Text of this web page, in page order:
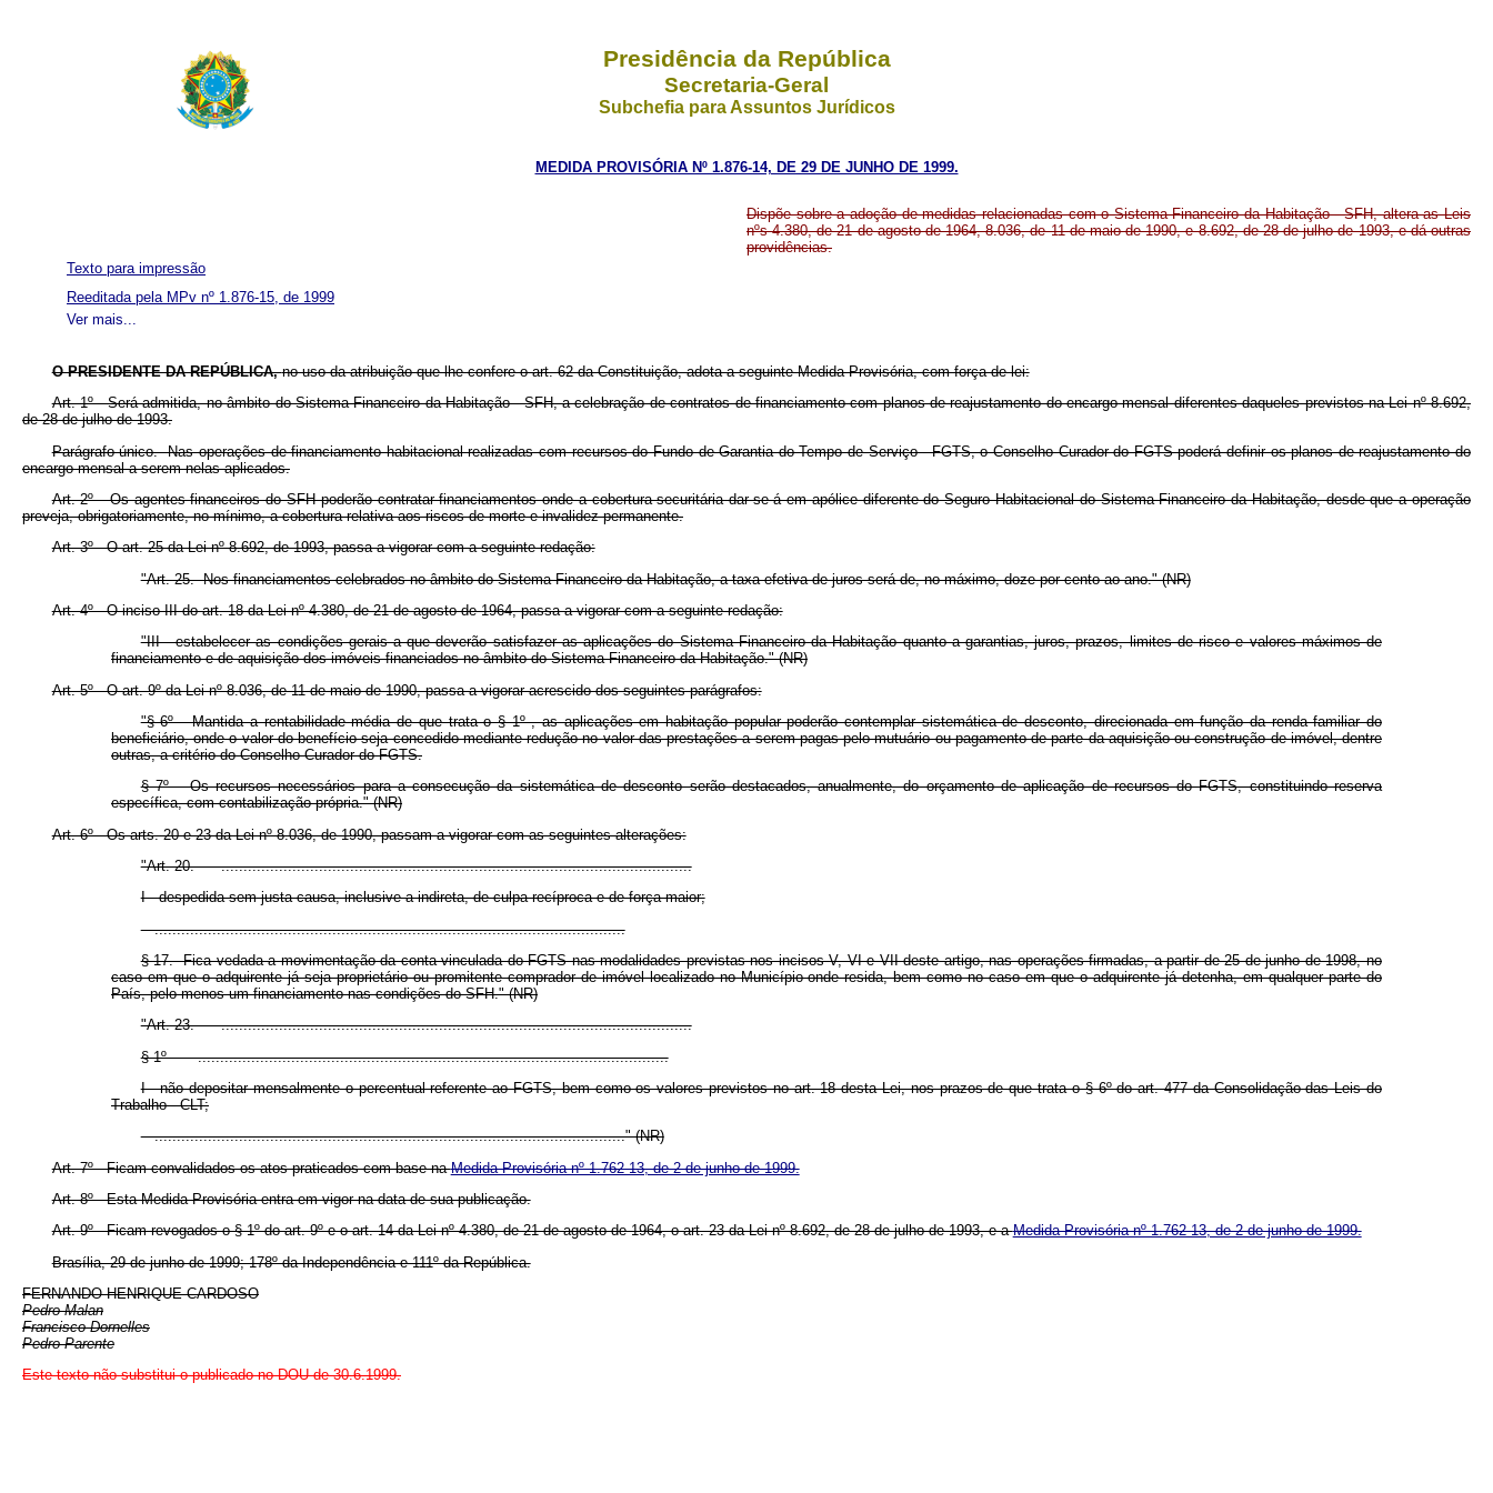
Presidência da República
Secretaria-Geral
Subchefia para Assuntos Jurídicos
MEDIDA PROVISÓRIA Nº 1.876-14, DE 29 DE JUNHO DE 1999.
Dispõe sobre a adoção de medidas relacionadas com o Sistema Financeiro da Habitação - SFH, altera as Leis
nºs 4.380, de 21 de agosto de 1964, 8.036, de 11 de maio de 1990, e 8.692, de 28 de julho de 1993, e dá outras
providências.
Ver mais...
Texto para impressão
Reeditada pela MPv nº 1.876-15, de 1999
O PRESIDENTE DA REPÚBLICA,no uso da atribuição que lhe confere o art. 62 da Constituição, adota a seguinte Medida Provisória, com força de lei:
Art. 1º Será admitida, no âmbito do Sistema Financeiro da Habitação - SFH, a celebração de contratos de financiamento com planos de reajustamento do encargo mensal diferentes daqueles previstos na Lei nº 8.692,
de 28 de julho de 1993.
Parágrafo único. Nas operações de financiamento habitacional realizadas com recursos do Fundo de Garantia do Tempo de Serviço - FGTS, o Conselho Curador do FGTS poderá definir os planos de reajustamento do
encargo mensal a serem nelas aplicados.
Art. 2º Os agentes financeiros do SFH poderão contratar financiamentos onde a cobertura securitária dar-se-á em apólice diferente do Seguro Habitacional do Sistema Financeiro da Habitação, desde que a operação
preveja, obrigatoriamente, no mínimo, a cobertura relativa aos riscos de morte e invalidez permanente.
Art. 3º O art. 25 da Lei nº 8.692, de 1993, passa a vigorar com a seguinte redação:
"Art. 25. Nos financiamentos celebrados no âmbito do Sistema Financeiro da Habitação, a taxa efetiva de juros será de, no máximo, doze por cento ao ano." (NR)
Art. 4º O inciso III do art. 18 da Lei nº 4.380, de 21 de agosto de 1964, passa a vigorar com a seguinte redação:
"III - estabelecer as condições gerais a que deverão satisfazer as aplicações do Sistema Financeiro da Habitação quanto a garantias, juros, prazos, limites de risco e valores máximos de
financiamento e de aquisição dos imóveis financiados no âmbito do Sistema Financeiro da Habitação." (NR)
Art. 5º O art. 9º da Lei nº 8.036, de 11 de maio de 1990, passa a vigorar acrescido dos seguintes parágrafos:
"§ 6º Mantida a rentabilidade média de que trata o § 1º , as aplicações em habitação popular poderão contemplar sistemática de desconto, direcionada em função da renda familiar do
beneficiário, onde o valor do benefício seja concedido mediante redução no valor das prestações a serem pagas pelo mutuário ou pagamento de parte da aquisição ou construção de imóvel, dentre
outras, a critério do Conselho Curador do FGTS.
§ 7º Os recursos necessários para a consecução da sistemática de desconto serão destacados, anualmente, do orçamento de aplicação de recursos do FGTS, constituindo reserva
específica, com contabilização própria." (NR)
Art. 6º Os arts. 20 e 23 da Lei nº 8.036, de 1990, passam a vigorar com as seguintes alterações:
"Art. 20. ..........................................................................................................
I - despedida sem justa causa, inclusive a indireta, de culpa recíproca e de força maior;
..........................................................................................................
§ 17. Fica vedada a movimentação da conta vinculada do FGTS nas modalidades previstas nos incisos V, VI e VII deste artigo, nas operações firmadas, a partir de 25 de junho de 1998, no
caso em que o adquirente já seja proprietário ou promitente comprador de imóvel localizado no Município onde resida, bem como no caso em que o adquirente já detenha, em qualquer parte do
País, pelo menos um financiamento nas condições do SFH." (NR)
"Art. 23. ..........................................................................................................
§ 1º ..........................................................................................................
I - não depositar mensalmente o percentual referente ao FGTS, bem como os valores previstos no art. 18 desta Lei, nos prazos de que trata o § 6º do art. 477 da Consolidação das Leis do
Trabalho - CLT;
.........................................................................................................." (NR)
Art. 7º Ficam convalidados os atos praticados com base naMedida Provisória nº 1.762-13, de 2 de junho de 1999.
Art. 8º Esta Medida Provisória entra em vigor na data de sua publicação.
Art. 9º Ficam revogados o § 1º do art. 9º e o art. 14 da Lei nº 4.380, de 21 de agosto de 1964, o art. 23 da Lei nº 8.692, de 28 de julho de 1993, e aMedida Provisória nº 1.762-13, de 2 de junho de 1999.
Brasília, 29 de junho de 1999; 178º da Independência e 111º da República.
FERNANDO HENRIQUE CARDOSO
Pedro Malan
Francisco Dornelles
Pedro Parente
Este texto não substitui o publicado no DOU de 30.6.1999.